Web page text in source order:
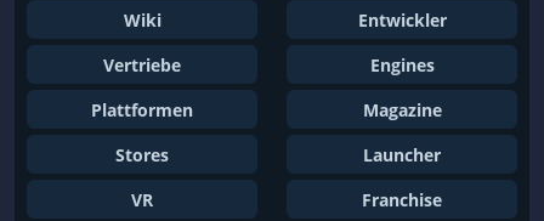
Wiki
Entwickler
Vertriebe
Engines
Plattformen
Magazine
Stores
Launcher
VR
Franchise